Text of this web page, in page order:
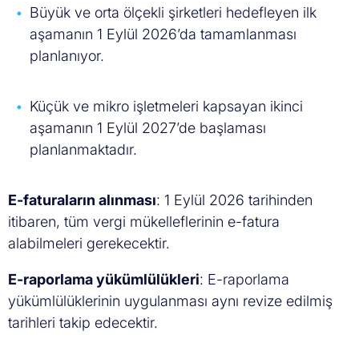
Büyük ve orta ölçekli şirketleri hedefleyen ilk
aşamanın 1 Eylül 2026’da tamamlanması
planlanıyor.
Küçük ve mikro işletmeleri kapsayan ikinci
aşamanın 1 Eylül 2027’de başlaması
planlanmaktadır.
E-faturaların alınması: 1 Eylül 2026 tarihinden
itibaren, tüm vergi mükelleflerinin e-fatura
alabilmeleri gerekecektir.
E-raporlama yükümlülükleri: E-raporlama
yükümlülüklerinin uygulanması aynı revize edilmiş
tarihleri takip edecektir.